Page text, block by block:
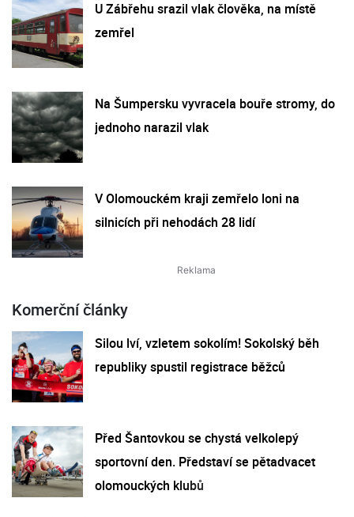
U Zábřehu srazil vlak člověka, na místě
zemřel
Na Šumpersku vyvracela bouře stromy, do
jednoho narazil vlak
V Olomouckém kraji zemřelo loni na
silnicích při nehodách 28 lidí
Komerční články
Silou lví, vzletem sokolím! Sokolský běh
republiky spustil registrace běžců
Před Šantovkou se chystá velkolepý
sportovní den. Představí se pětadvacet
olomouckých klubů